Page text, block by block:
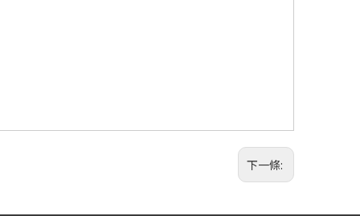
下一條: